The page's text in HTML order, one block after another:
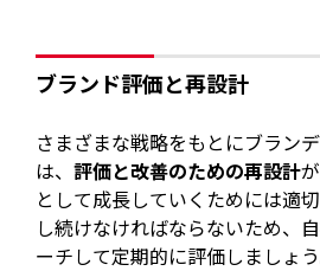
ブランド評価と再設計
さまざまな戦略をもとにブラン
は、評価と改善のための再設計
として成長していくためには適
し続けなければならないため、
ーチして定期的に評価しましょう